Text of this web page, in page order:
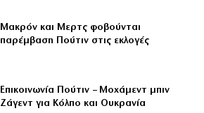
Μακρόν και Μερτς φοβούνται
παρέμβαση Πούτιν στις εκλογές
Επικοινωνία Πούτιν – Μοχάμεντ μπιν
Ζάγεντ για Κόλπο και Ουκρανία